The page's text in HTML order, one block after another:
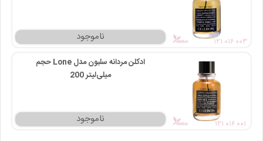
۱۲۱ ۰۱۶ ۰۰۳
ادکلن مردانه سلبون مدل Lone حجم
200 میلی‌لیتر
۱۲۱ ۰۱۶ ۰۰۱